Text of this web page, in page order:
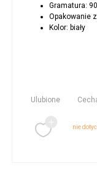
Gramatura:
Opakowanie
Kolor: biały
Ulubione
nie